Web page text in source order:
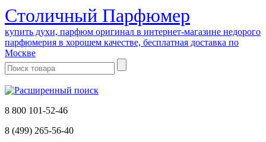
Cтоличный Парфюмер
купить духи, парфюм оригинал в интернет-магазине недорого
парфюмерия в хорошем качестве, бесплатная доставка по
Москве
8 800 101-52-46
8 (499) 265-56-40